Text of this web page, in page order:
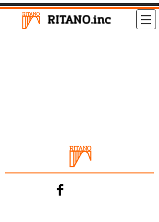
RITANO.inc